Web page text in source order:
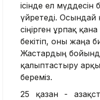
ісінде ел мүддесін
үйретеді. Осындай
сіңірген ұрпақ
бекітіп, оны жаңа
Жастардың
қалыптастыру
береміз.
25 қазан -